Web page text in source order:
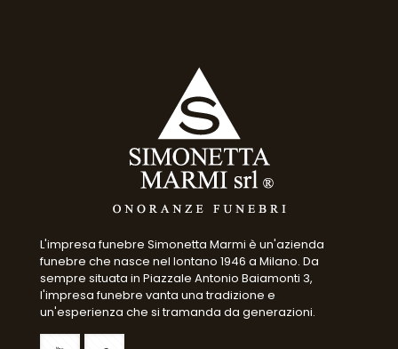
L'impresa funebre Simonetta Marmi è un'azienda
funebre che nasce nel lontano 1946 a Milano. Da
sempre situata in Piazzale Antonio Baiamonti 3,
l'impresa funebre vanta una tradizione e
un'esperienza che si tramanda da generazioni.